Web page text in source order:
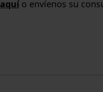
aquío envíenos su